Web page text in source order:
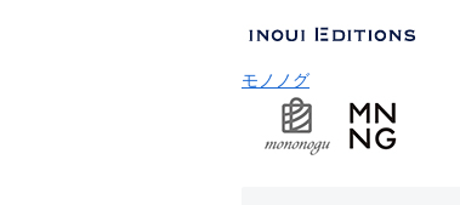
モノノグ